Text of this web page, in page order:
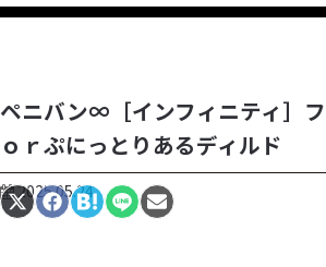
ペニバン∞［インフィニティ］
ｏｒぷにっとりあるディルド
2025.05.24
Share
on
Share
on
Share
on
Share
on
Share
on